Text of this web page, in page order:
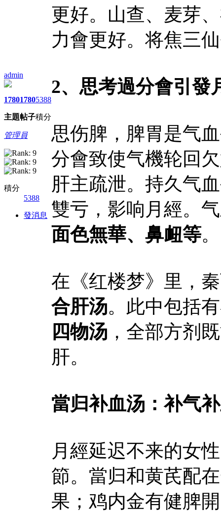
admin
1780
主題
1780
帖子
5388
積分
管理員
積分
5388
發消息
更好。山查、麦芽
力會更好。将焦三
2、思考過分會引發
思伤脾，脾胃是气
分會致使气機轮回
肝主疏泄。持久气
雙亏，影响月經。
面色無華、鼻衄等。
在《红楼梦》里，
合肝汤。此中包括
四物汤 ，全部方剂
肝。
當归补血汤：补气
月經延迟不来的女
節。當归和黄芪配
果；鸡内金有健脾